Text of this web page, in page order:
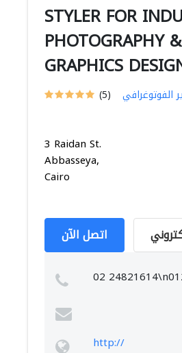
STYLER FOR
PHOTOGRAPHY &
GRAPHICS
(5) الفوتوغرافي
3 Raidan St.
Abbasseya,
Cairo
اتصل الآن
02
http://